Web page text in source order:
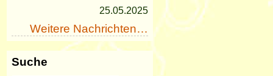
25.05.2025
Weitere Nachrichten…
Suche